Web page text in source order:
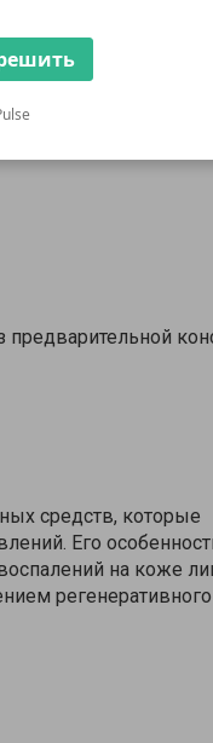
кожи, так как
клеток
средств, которые
Его
на коже